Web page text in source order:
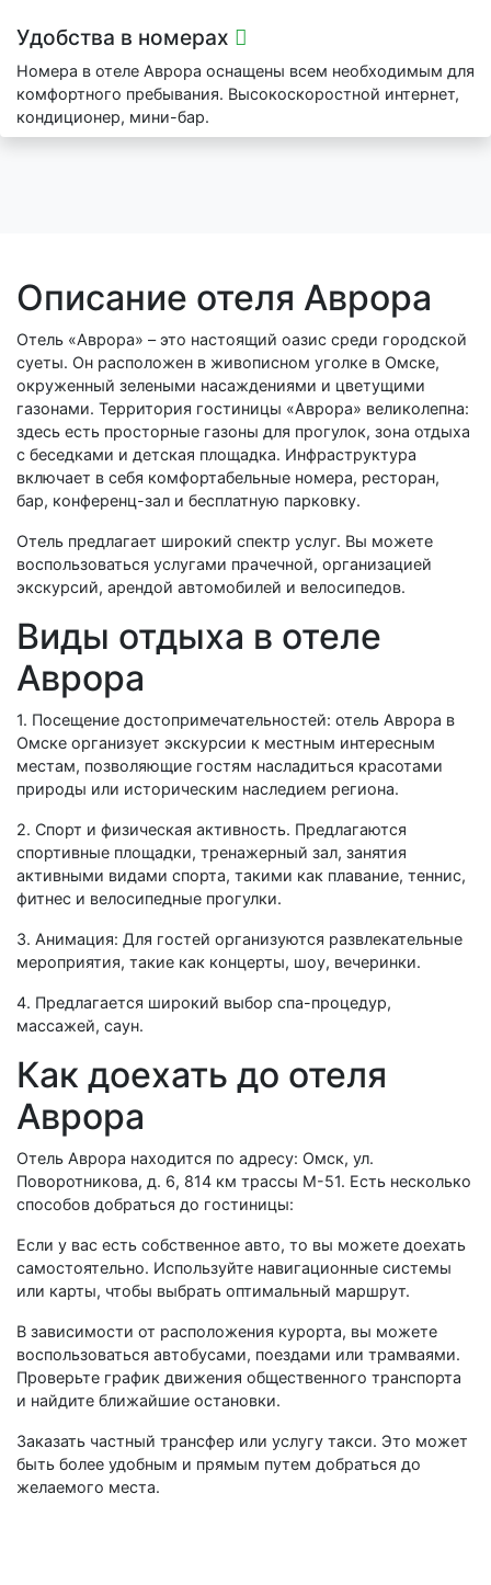
Удобства в номерах
Номера в отеле Аврора оснащены всем необходимым для
комфортного пребывания. Высокоскоростной интернет,
кондиционер, мини-бар.
Описание отеля Аврора
Отель «Аврора» – это настоящий оазис среди городской
суеты. Он расположен в живописном уголке в Омске,
окруженный зелеными насаждениями и цветущими
газонами. Территория гостиницы «Аврора» великолепна:
здесь есть просторные газоны для прогулок, зона отдыха
с беседками и детская площадка. Инфраструктура
включает в себя комфортабельные номера, ресторан,
бар, конференц-зал и бесплатную парковку.
Отель предлагает широкий спектр услуг. Вы можете
воспользоваться услугами прачечной, организацией
экскурсий, арендой автомобилей и велосипедов.
Виды отдыха в отеле
Аврора
1. Посещение достопримечательностей: отель Аврора в
Омске организует экскурсии к местным интересным
местам, позволяющие гостям насладиться красотами
природы или историческим наследием региона.
2. Спорт и физическая активность. Предлагаются
спортивные площадки, тренажерный зал, занятия
активными видами спорта, такими как плавание, теннис,
фитнес и велосипедные прогулки.
3. Анимация: Для гостей организуются развлекательные
мероприятия, такие как концерты, шоу, вечеринки.
4. Предлагается широкий выбор спа-процедур,
массажей, саун.
Как доехать до отеля
Аврора
Отель Аврора находится по адресу: Омск, ул.
Поворотникова, д. 6, 814 км трассы М-51. Есть несколько
способов добраться до гостиницы:
Если у вас есть собственное авто, то вы можете доехать
самостоятельно. Используйте навигационные системы
или карты, чтобы выбрать оптимальный маршрут.
В зависимости от расположения курорта, вы можете
воспользоваться автобусами, поездами или трамваями.
Проверьте график движения общественного транспорта
и найдите ближайшие остановки.
Заказать частный трансфер или услугу такси. Это может
быть более удобным и прямым путем добраться до
желаемого места.